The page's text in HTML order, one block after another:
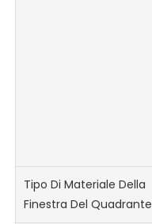
Tipo Di Materiale Della
Finestra Del Quadrante